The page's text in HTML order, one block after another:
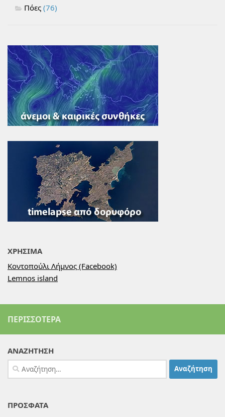
Πόες (76)
ΧΡΗΣΙΜΑ
Κοντοπούλι Λήμνος (Facebook)
Lemnos island
ΠΕΡΙΣΣΌΤΕΡΑ
ΑΝΑΖΗΤΗΣΗ
Αναζήτηση
για:
ΠΡΟΣΦΑΤΑ